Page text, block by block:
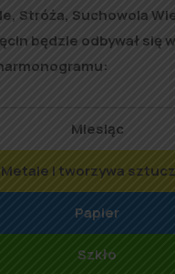
Stróża, Suchowola
będzie odbywał się
Miesiąc
Metale i tworzywa
Papier
Szkło